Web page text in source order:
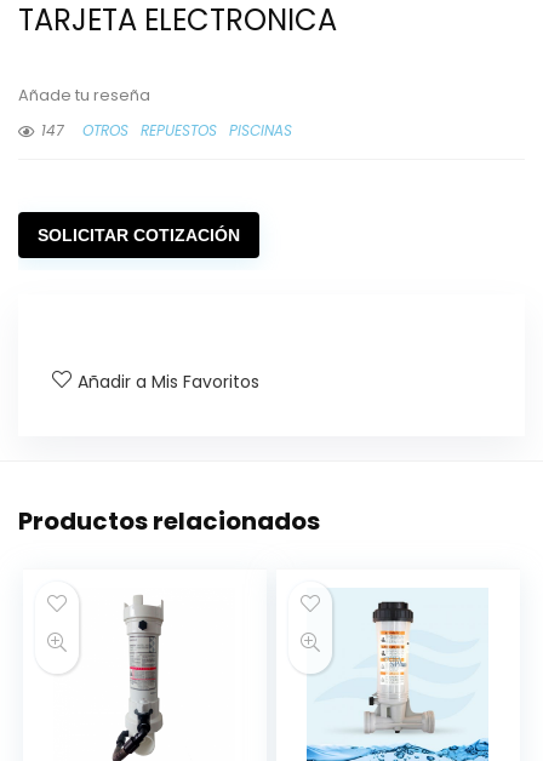
TARJETA ELECTRONICA
Añade tu reseña
147
OTROS REPUESTOS PISCINAS
SOLICITAR COTIZACIÓN
Añadir a Mis Favoritos
Productos relacionados